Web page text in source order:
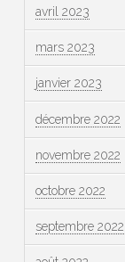
avril 2023
mars 2023
janvier 2023
décembre 2022
novembre 2022
octobre 2022
septembre 2022